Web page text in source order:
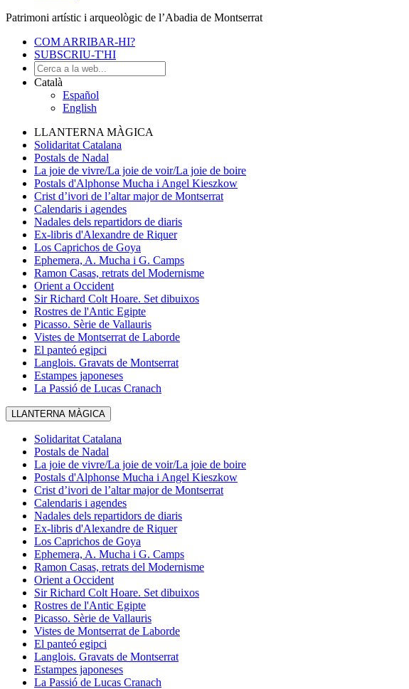
Patrimoni artístic i arqueològic de l’Abadia de Montserrat
COM ARRIBAR-HI?
SUBSCRIU-T'HI
Català
Español
English
LLANTERNA MÀGICA
Solidaritat Catalana
Postals de Nadal
La joie de vivre/La joie de voir/La joie de boire
Postals d'Alphonse Mucha i Angel Kieszkow
Crist d’ivori de l’altar major de Montserrat
Calendaris i agendes
Nadales dels repartidors de diaris
Ex-libris d'Alexandre de Riquer
Los Caprichos de Goya
Ephemera, A. Mucha i G. Camps
Ramon Casas, retrats del Modernisme
Orient a Occident
Sir Richard Colt Hoare. Set dibuixos
Rostres de l'Antic Egipte
Picasso. Sèrie de Vallauris
Vistes de Montserrat de Laborde
El panteó egipci
Langlois. Gravats de Montserrat
Estampes japoneses
La Passió de Lucas Cranach
LLANTERNA MÀGICA
Solidaritat Catalana
Postals de Nadal
La joie de vivre/La joie de voir/La joie de boire
Postals d'Alphonse Mucha i Angel Kieszkow
Crist d’ivori de l’altar major de Montserrat
Calendaris i agendes
Nadales dels repartidors de diaris
Ex-libris d'Alexandre de Riquer
Los Caprichos de Goya
Ephemera, A. Mucha i G. Camps
Ramon Casas, retrats del Modernisme
Orient a Occident
Sir Richard Colt Hoare. Set dibuixos
Rostres de l'Antic Egipte
Picasso. Sèrie de Vallauris
Vistes de Montserrat de Laborde
El panteó egipci
Langlois. Gravats de Montserrat
Estampes japoneses
La Passió de Lucas Cranach